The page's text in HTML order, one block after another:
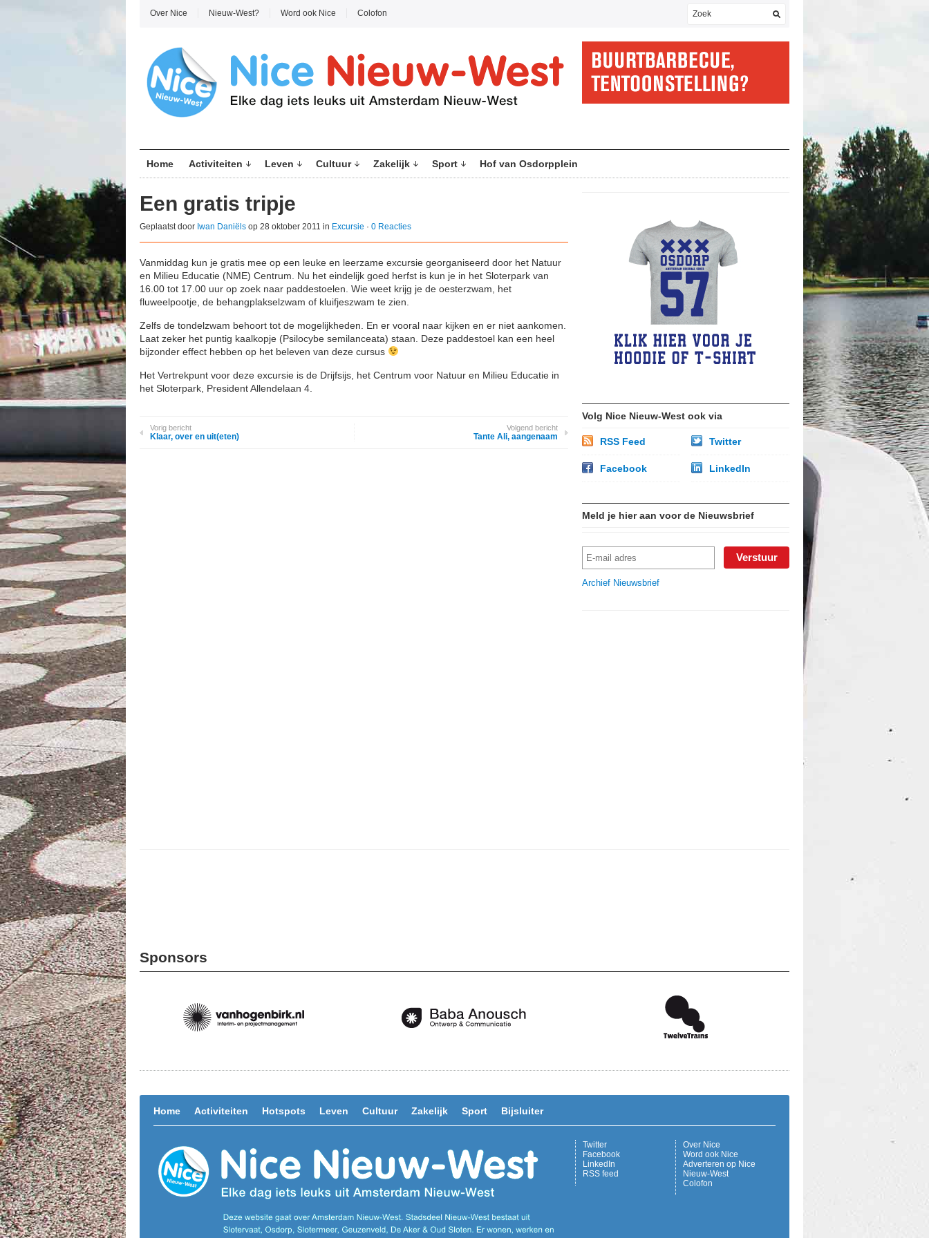
Over Nice Nieuw-West? Word ook Nice Colofon
Home Activiteiten Leven Cultuur Zakelijk Sport Hof van Osdorpplein
Een gratis tripje
Geplaatst door Iwan Daniëls op 28 oktober 2011 in Excursie · 0 Reacties
Vanmiddag kun je gratis mee op een leuke en leerzame excursie georganiseerd door het Natuur
en Milieu Educatie (NME) Centrum. Nu het eindelijk goed herfst is kun je in het Sloterpark van
16.00 tot 17.00 uur op zoek naar paddestoelen. Wie weet krijg je de oesterzwam, het
fluweelpootje, de behangplakselzwam of kluifjeszwam te zien.
Zelfs de tondelzwam behoort tot de mogelijkheden. En er vooral naar kijken en er niet aankomen.
Laat zeker het puntig kaalkopje (Psilocybe semilanceata) staan. Deze paddestoel kan een heel
bijzonder effect hebben op het beleven van deze cursus
Het Vertrekpunt voor deze excursie is de Drijfsijs, het Centrum voor Natuur en Milieu Educatie in
het Sloterpark, President Allendelaan 4.
Vorig bericht
Klaar, over en uit(eten)
Volgend bericht
Tante Ali, aangenaam
Volg Nice Nieuw-West ook via
RSS Feed Twitter
Facebook LinkedIn
Meld je hier aan voor de Nieuwsbrief
Archief Nieuwsbrief
Sponsors
Home Activiteiten Hotspots Leven Cultuur Zakelijk Sport Bijsluiter
Over Nice
Word ook Nice
Adverteren op Nice
Nieuw-West
Colofon
Twitter
Facebook
LinkedIn
RSS feed